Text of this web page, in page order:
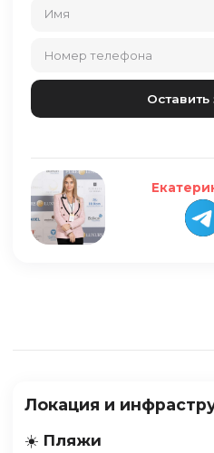
Локация и
☀️ Пляжи